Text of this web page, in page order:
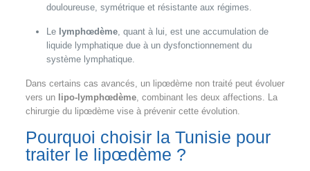
douloureuse, symétrique et résistante aux régimes.
Le lymphœdème, quant à lui, est une accumulation de
liquide lymphatique due à un dysfonctionnement du
système lymphatique.
Dans certains cas avancés, un lipœdème non traité peut évoluer
vers un lipo-lymphœdème, combinant les deux affections. La
chirurgie du lipœdème vise à prévenir cette évolution.
Pourquoi choisir la Tunisie pour
traiter le lipœdème ?